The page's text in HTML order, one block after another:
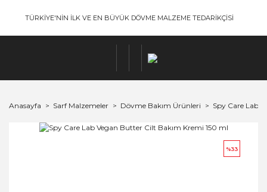
TÜRKİYE'NİN İLK VE EN BÜYÜK DÖVME MALZEME TEDARİKÇİSİ
Anasayfa Sarf Malzemeler Dövme Bakım Ürünleri Spy Care Lab
%33